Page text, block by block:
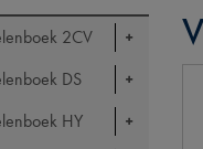
2CV
DS
HY